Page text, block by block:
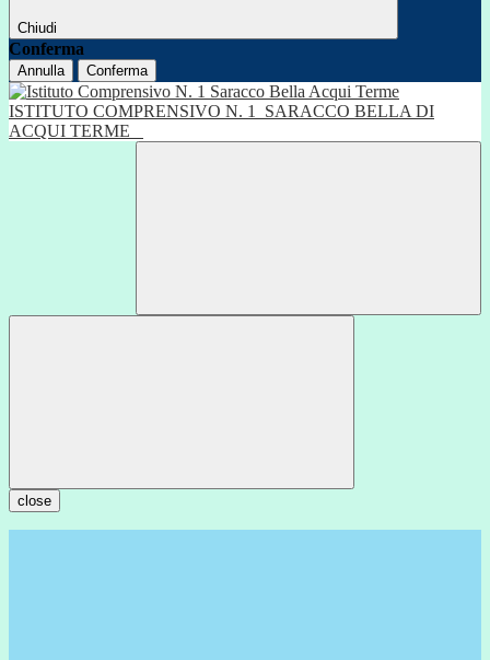
Chiudi
Conferma
Annulla Conferma
ISTITUTO COMPRENSIVO N. 1
SARACCO BELLA DI
ACQUI TERME
close